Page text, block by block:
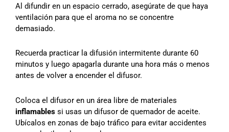
Al difundir en un espacio cerrado, asegúrate de que haya
ventilación para que el aroma no se concentre
demasiado.
Recuerda practicar la difusión intermitente durante 60
minutos y luego apagarla durante una hora más o menos
antes de volver a encender el difusor.
Coloca el difusor en un área libre de materiales
inflamables si usas un difusor de quemador de aceite.
Ubícalos en zonas de bajo tráfico para evitar accidentes